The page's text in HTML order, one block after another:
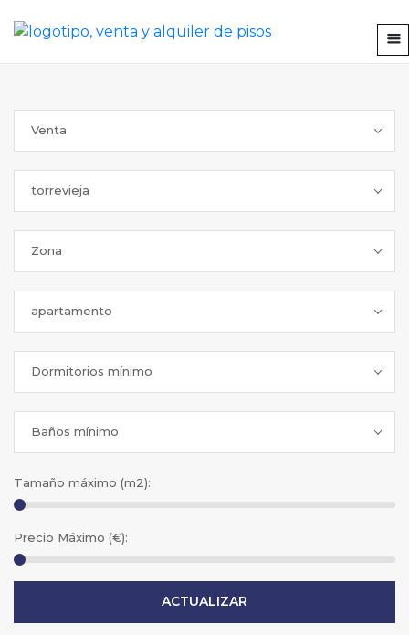
Venta
torrevieja
Zona
apartamento
Dormitorios mínimo
Baños mínimo
Tamaño máximo (m2):
Precio Máximo (€):